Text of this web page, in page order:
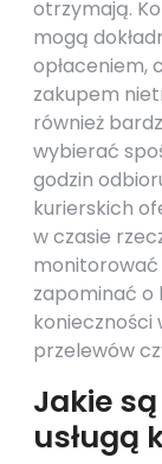
otrzymają.
mogą
opłaceniem,
zakupem
również
wybierać
godzin
kurierskich
w czasie
monitorować
zapominać o
konieczności
przelewów
Jakie
usługą